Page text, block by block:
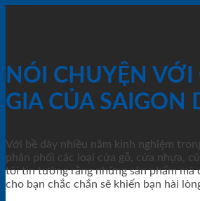
NÓI CHUYỆN VỚI
GIA CỦA SAIGON
Với bề dày nhiều năm kinh nghiệm
phân phối các loại cửa gỗ, cửa nhựa,
tôi tin tưởng rằng những sản phẩm mà
cho bạn chắc chắn sẽ khiến bạn hài